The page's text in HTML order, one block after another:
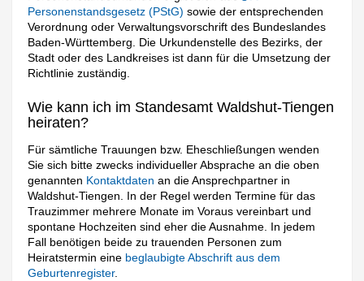
Personenstandsgesetz (PStG)sowie der entsprechenden
Verordnung oder Verwaltungsvorschrift des Bundeslandes
Baden-Württemberg. Die Urkundenstelle des Bezirks, der
Stadt oder des Landkreises ist dann für die Umsetzung der
Richtlinie zuständig.
Wie kann ich im Standesamt Waldshut-Tiengen
heiraten?
Für sämtliche Trauungen bzw. Eheschließungen wenden
Sie sich bitte zwecks individueller Absprache an die oben
genannten Kontaktdaten an die Ansprechpartner in
Waldshut-Tiengen. In der Regel werden Termine für das
Trauzimmer mehrere Monate im Voraus vereinbart und
spontane Hochzeiten sind eher die Ausnahme. In jedem
Fall benötigen beide zu trauenden Personen zum
Heiratstermin eine beglaubigte Abschrift aus dem
Geburtenregister.